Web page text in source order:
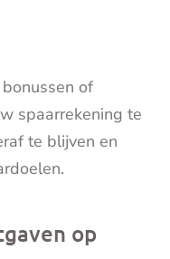
of
spaarrekening te
te blijven en
op